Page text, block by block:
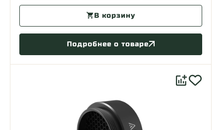
В корзину
Подробнее о товаре